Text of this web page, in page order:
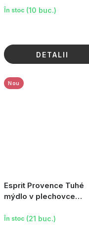
În stoc (10 buc.)
DETALII
Esprit Provence Tuhé
mýdlo v plechovce
Nou
În stoc (21 buc.)